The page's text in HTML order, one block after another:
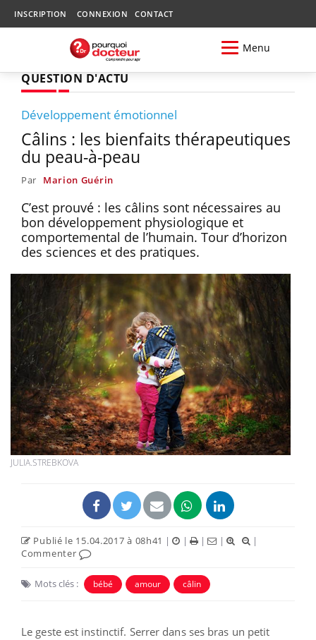
INSCRIPTION CONNEXION CONTACT
Menu
QUESTION D'ACTU
Développement émotionnel
Câlins : les bienfaits thérapeutiques
du peau-à-peau
Par Marion Guérin
C’est prouvé : les câlins sont nécessaires au
bon développement physiologique et
comportemental de l’humain. Tour d’horizon
des sciences et des pratiques.
JULIA.STREBKOVA
Publié le 15.04.2017 à 08h41 | | | |
|
Commenter
Mots clés : bébé amour câlin
Le geste est instinctif. Serrer dans ses bras un petit